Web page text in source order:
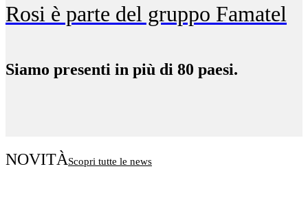
Rosi è parte del gruppo Famatel
Siamo presenti in più di 80 paesi.
NOVITÀScopri tutte le news